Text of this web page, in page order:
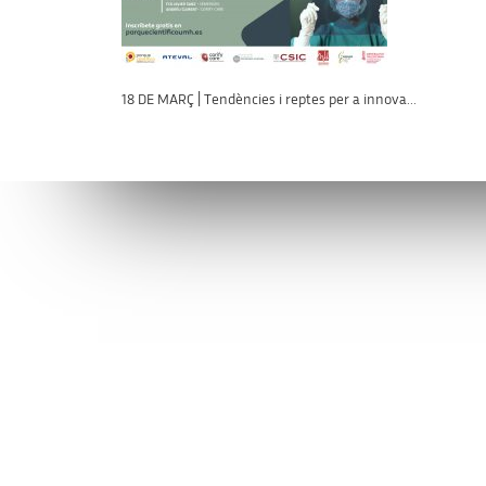
18 DE MARÇ | Tendències i reptes per a innova...